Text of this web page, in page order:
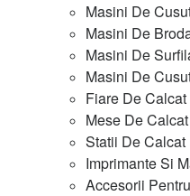
Masini De
Masini De
Masini De
Masini De
Fiare De Calcat
Mese De Calcat
Statii De Calcat
Imprimante Si
Accesorii